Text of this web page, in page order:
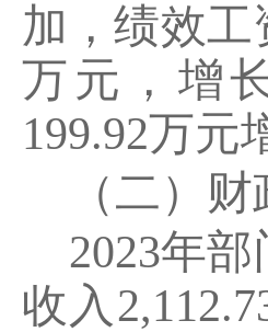
加，绩效工
万元，增
199.92万元
（二）
2023年部
收入